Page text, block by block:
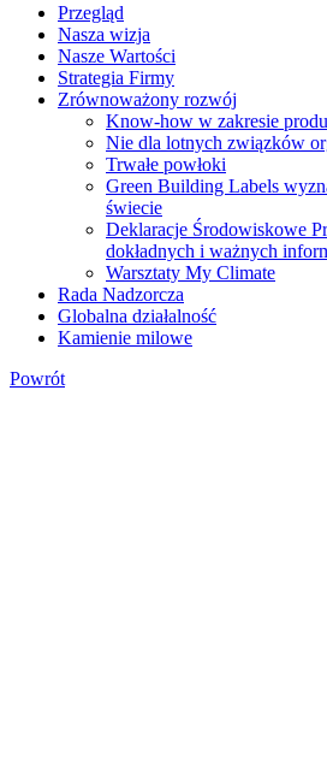
Przegląd
Nasza wizja
Nasze Wartości
Strategia Firmy
Zrównoważony rozwój
Know-how w zakresie
Nie dla lotnych związków
Trwałe powłoki
Green Building Labels
świecie
Deklaracje Środowiskowe
dokładnych i ważnych
Warsztaty My Climate
Rada Nadzorcza
Globalna działalność
Kamienie milowe
Powrót